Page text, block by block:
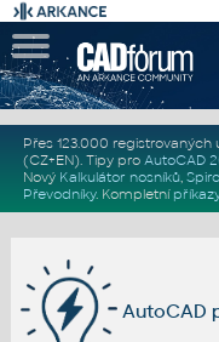
Přes 123.000 registrovaných
(CZ+EN). Tipy pro AutoCAD
Nový Kalkulátor nosníků,
Převodníky. Kompletní
AutoCAD